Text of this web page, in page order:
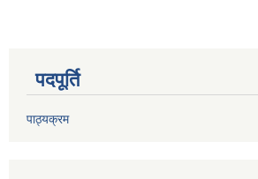
पदपूर्ति
पाठ्यक्रम